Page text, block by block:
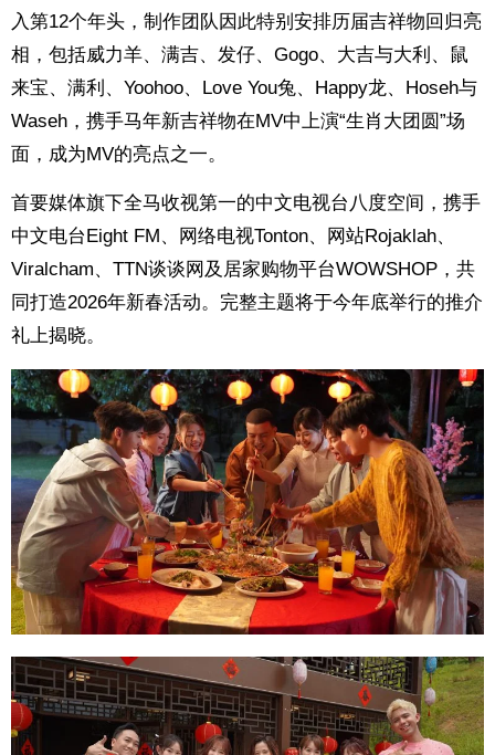
入第12个年头，制作团队因此特别安排历届吉祥物回归亮
相，包括威力羊、满吉、发仔、Gogo、大吉与大利、鼠
来宝、满利、Yoohoo、Love You兔、Happy龙、Hoseh与
Waseh，携手马年新吉祥物在MV中上演“生肖大团圆”场
面，成为MV的亮点之一。
首要媒体旗下全马收视第一的中文电视台八度空间，携手
中文电台Eight FM、网络电视Tonton、网站Rojaklah、
Viralcham、TTN谈谈网及居家购物平台WOWSHOP，共
同打造2026年新春活动。完整主题将于今年底举行的推介
礼上揭晓。